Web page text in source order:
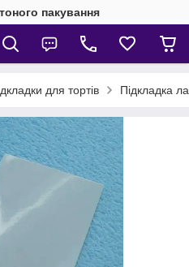
пакування
для тортів Підкладка